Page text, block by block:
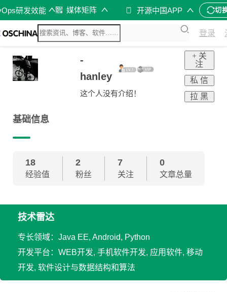
研发效能 媒体矩阵 开源中国APP 切
登录
-
hanley
这个人没有介绍！
+ 关
注
私 信
拉 黑
基础信息
18
经验值
2
粉丝
7
关注
0
文章总量
技术雷达
专长领域：Java EE, Android, Python
开发平台：WEB开发, 手机软件开发, 应用软件, 移动
开发, 软件设计与数据结构和算法